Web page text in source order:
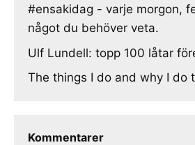
#ensakidag - varje morgon,
något du behöver veta.
Ulf Lundell: topp 100 låtar
The things I do and why I do
Kommentarer